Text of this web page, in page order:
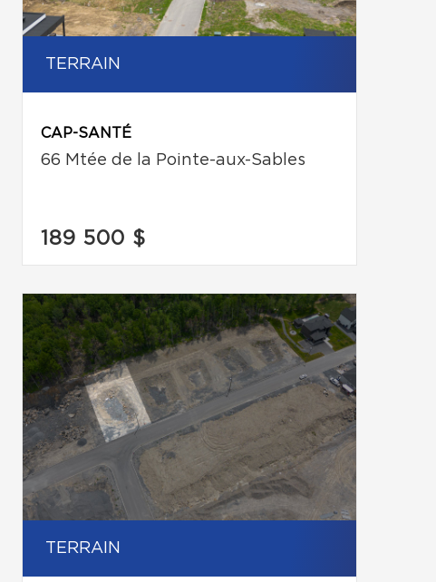
TERRAIN
CAP-SANTÉ
66 Mtée de la Pointe-aux-Sables
189 500 $
TERRAIN